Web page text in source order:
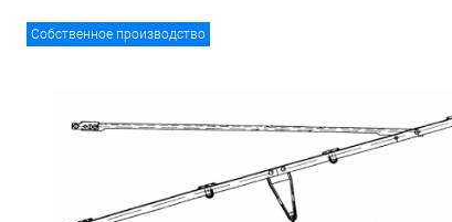
Собственное производство